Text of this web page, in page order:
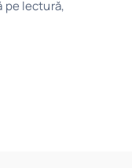
pe lectură,